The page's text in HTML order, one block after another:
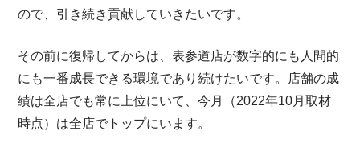
ので、引き続き貢献していきたいです。
その前に復帰してからは、表参道店が数字的にも人間的
にも一番成長できる環境であり続けたいです。店舗の成
績は全店でも常に上位にいて、今月（2022年10月取材
時点）は全店でトップにいます。